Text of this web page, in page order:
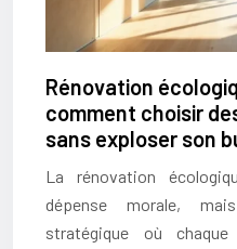
Rénovation
comment choisir
sans exploser son
La rénovation
dépense morale,
stratégique où